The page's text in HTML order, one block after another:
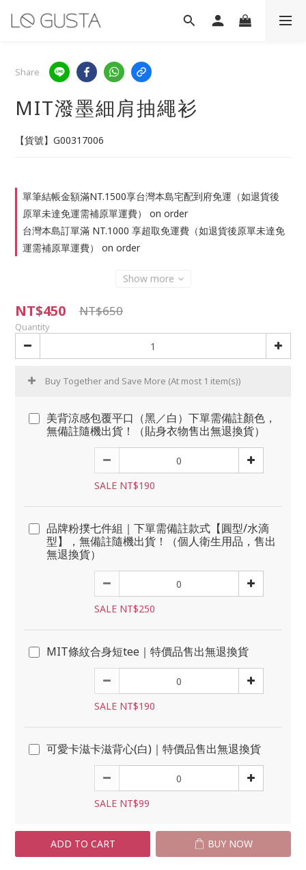
Share
MIT潑墨細肩抽繩衫
【貨號】G00317006
單筆結帳金額滿NT.1500享台灣本島宅配到府免運（如退貨後
原單未達免運需補原單運費） on order
台灣本島訂單滿 NT.1000 享超取免運費（如退貨後原單未達免
運需補原單運費） on order
Show more
NT$450 NT$650
Quantity
Buy Together and Save More (At most 1 item(s))
美背涼感包覆平口（黑／白）下單需備註顏色，
無備註隨機出貨！（貼身衣物售出無退換貨）
SALE NT$190
品牌粉撲七件組｜下單需備註款式【圓型/水滴
型】，無備註隨機出貨！（個人衛生用品，售出
無退換貨）
SALE NT$250
MIT條紋合身短tee｜特價品售出無退換貨
SALE NT$190
可愛卡滋卡滋背心(白)｜特價品售出無退換貨
SALE NT$99
ADD TO CART BUY NOW